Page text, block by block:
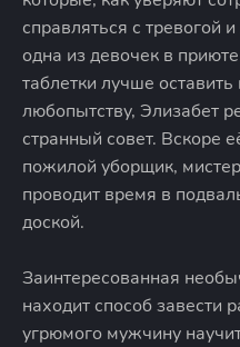
справляться с тревогой
одна из девочек в
таблетки лучше
любопытству, Элизабет
странный совет. Вскоре
пожилой уборщик,
проводит время в
доской.
Заинтересованная
находит способ завести
угрюмого мужчину